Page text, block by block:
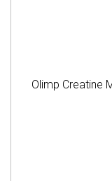
Olimp Creatine